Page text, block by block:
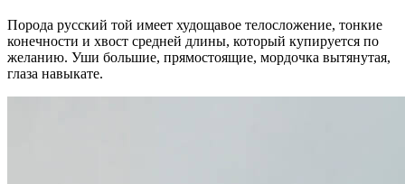
Порода русский той имеет худощавое телосложение, тонкие
конечности и хвост средней длины, который купируется по
желанию. Уши большие, прямостоящие, мордочка вытянутая,
глаза навыкате.